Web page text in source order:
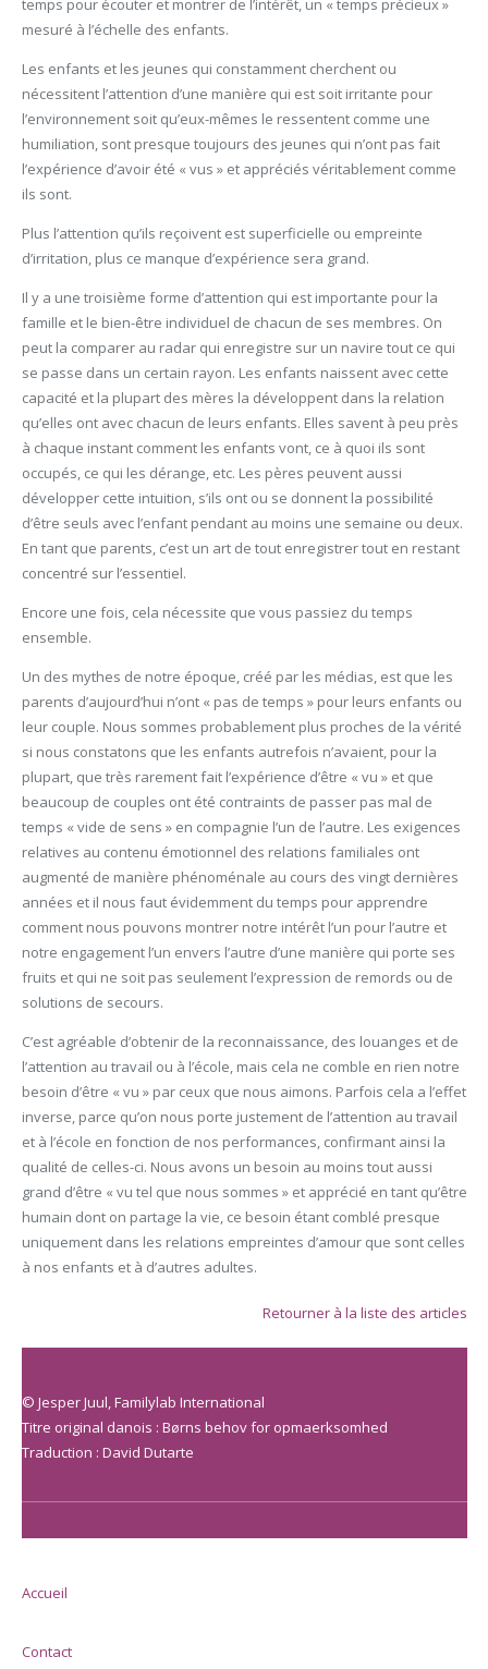
mesuré à l’échelle des enfants.
Les enfants et les jeunes qui constamment cherchent ou
nécessitent l’attention d’une manière qui est soit irritante pour
l’environnement soit qu’eux-mêmes le ressentent comme une
humiliation, sont presque toujours des jeunes qui n’ont pas fait
l’expérience d’avoir été « vus » et appréciés véritablement comme
ils sont.
Plus l’attention qu’ils reçoivent est superficielle ou empreinte
d’irritation, plus ce manque d’expérience sera grand.
Il y a une troisième forme d’attention qui est importante pour la
famille et le bien-être individuel de chacun de ses membres. On
peut la comparer au radar qui enregistre sur un navire tout ce qui
se passe dans un certain rayon. Les enfants naissent avec cette
capacité et la plupart des mères la développent dans la relation
qu’elles ont avec chacun de leurs enfants. Elles savent à peu près
à chaque instant comment les enfants vont, ce à quoi ils sont
occupés, ce qui les dérange, etc. Les pères peuvent aussi
développer cette intuition, s’ils ont ou se donnent la possibilité
d’être seuls avec l’enfant pendant au moins une semaine ou deux.
En tant que parents, c’est un art de tout enregistrer tout en restant
concentré sur l’essentiel.
Encore une fois, cela nécessite que vous passiez du temps
ensemble.
Un des mythes de notre époque, créé par les médias, est que les
parents d’aujourd’hui n’ont « pas de temps » pour leurs enfants ou
leur couple. Nous sommes probablement plus proches de la vérité
si nous constatons que les enfants autrefois n’avaient, pour la
plupart, que très rarement fait l’expérience d’être « vu » et que
beaucoup de couples ont été contraints de passer pas mal de
temps « vide de sens » en compagnie l’un de l’autre. Les exigences
relatives au contenu émotionnel des relations familiales ont
augmenté de manière phénoménale au cours des vingt dernières
années et il nous faut évidemment du temps pour apprendre
comment nous pouvons montrer notre intérêt l’un pour l’autre et
notre engagement l’un envers l’autre d’une manière qui porte ses
fruits et qui ne soit pas seulement l’expression de remords ou de
solutions de secours.
C’est agréable d’obtenir de la reconnaissance, des louanges et de
l’attention au travail ou à l’école, mais cela ne comble en rien notre
besoin d’être « vu » par ceux que nous aimons. Parfois cela a l’effet
inverse, parce qu’on nous porte justement de l’attention au travail
et à l’école en fonction de nos performances, confirmant ainsi la
qualité de celles-ci. Nous avons un besoin au moins tout aussi
grand d’être « vu tel que nous sommes » et apprécié en tant qu’être
humain dont on partage la vie, ce besoin étant comblé presque
uniquement dans les relations empreintes d’amour que sont celles
à nos enfants et à d’autres adultes.
Retourner à la liste des articles
© Jesper Juul, Familylab International
Titre original danois : Børns behov for opmaerksomhed
Traduction : David Dutarte
Accueil
Contact